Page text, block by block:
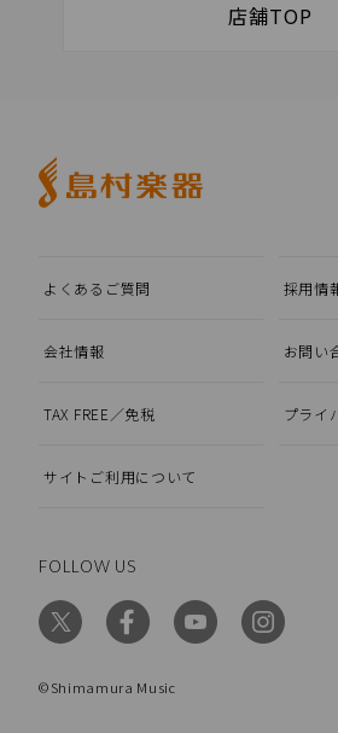
店舗TOP
よくあるご質問 採用情
会社情報 お問い
TAX FREE／免税 プライ
サイトご利用について
FOLLOW US
©Shimamura Music